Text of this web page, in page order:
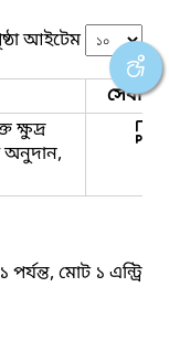
আইটেম
সেবার
ক্ষুদ্র
অনুদান,
মোট ১ এন্ট্রি